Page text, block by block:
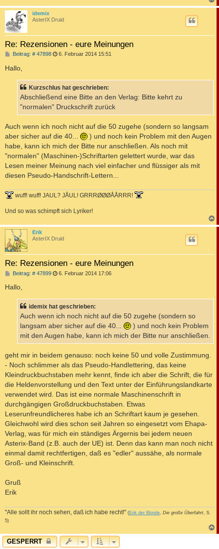
a
idemix
AsterIX Druid
Re: Rezensionen - eure Meinungen
Beitrag: # 47898B
r
a
6. Februar 2014 15:51
Hallo,
Kurzschlus hat geschrieben:
Abschließend eine Bitte an den Verlag: Bitte kehrt zu
"normalen" Druckschrift zurück
Auch wenn ich noch nicht auf die 50 zugehe (sondern so langsam
aber sicher auf die 40...
) und noch kein Problem mit den Augen
habe, kann ich mich der Bitte nur anschließen. Als noch mit
"normalen" (Maschinen-)Schriftarten gelettert wurde, war das
Lesen meiner Meinung nach viel einfacher und flüssiger als mit
diesen Pseudo-Handschrift-Lettern...
wuff! wuff! JAUL? JÅUL! GRRRØØØÅÅRRR!
Und so was schimpft sich Lyriker!
a
Erik
AsterIX Druid
Re: Rezensionen - eure Meinungen
Beitrag: # 47899B
r
a
6. Februar 2014 17:06
Hallo,
idemix hat geschrieben:
Auch wenn ich noch nicht auf die 50 zugehe (sondern so
langsam aber sicher auf die 40...
) und noch kein Problem
mit den Augen habe, kann ich mich der Bitte nur anschließen.
geht mir in beidem genauso: noch keine 50 und volle Zustimmung.
- Noch schlimmer als das Pseudo-Handlettering, das keine
Kleindruckbuchstaben mehr kennt, finde ich aber die Schrift, die für
die Heldenvorstellung und den Text unter der Einführungslandkarte
verwendet wird. Das ist eine normale Maschinenschrift in
durchgängigen Großdruckbuchstaben. Etwas
Leserunfreundlicheres habe ich an Schriftart kaum je gesehen.
Gleichwohl wird dies schon seit Jahren so eingesetzt vom Ehapa-
Verlag, was für mich ein ständiges Ärgernis bei jedem neuen
Asterix-Band (z.B. auch der UE) ist. Denn das kann man noch nicht
einmal damit rechtfertigen, daß es "edler" aussähe, als normale
Groß- und Kleinschrift.
Gruß
Erik
"Alle sollt ihr noch sehen, daß ich habe recht!" (Erik der Blonde Die große Überfahrt , S.
5)
a
GESPERRT